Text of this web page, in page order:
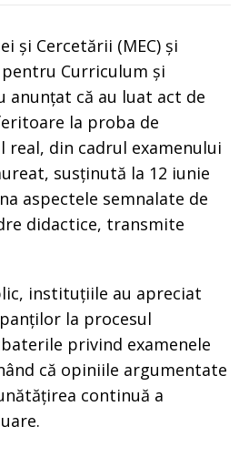
și Cercetării (MEC) și
Curriculum și
anunțat că au luat act de
la proba de
real, din cadrul examenului
susținută la 12 iunie
aspectele semnalate de
didactice, transmite
instituțiile au apreciat
la procesul
privind examenele
că opiniile argumentate
continuă a